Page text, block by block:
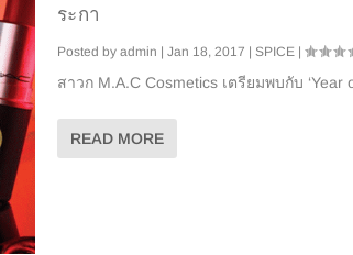
ระกา
Posted by admin | Jan 18, 2017 | SPICE|
สาวก M.A.C Cosmetics เตรียมพบกับ ‘Year
READ MORE